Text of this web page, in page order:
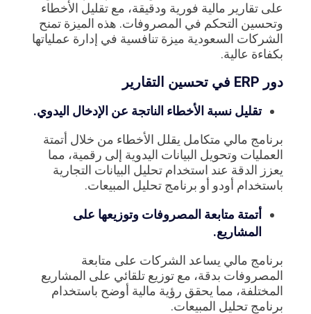
على تقارير مالية فورية ودقيقة، مع تقليل الأخطاء
وتحسين التحكم في المصروفات. هذه الميزة تمنح
الشركات السعودية ميزة تنافسية في إدارة عملياتها
بكفاءة عالية.
دور ERP في تحسين التقارير
تقليل نسبة الأخطاء الناتجة عن الإدخال اليدوي.
برنامج مالي متكامل يقلل الأخطاء من خلال أتمتة
العمليات وتحويل البيانات اليدوية إلى رقمية، مما
يعزز الدقة عند استخدام تحليل البيانات التجارية
باستخدام أودو أو برنامج تحليل المبيعات.
أتمتة متابعة المصروفات وتوزيعها على
المشاريع.
برنامج مالي يساعد الشركات على متابعة
المصروفات بدقة، مع توزيع تلقائي على المشاريع
المختلفة، مما يحقق رؤية مالية أوضح باستخدام
برنامج تحليل المبيعات.